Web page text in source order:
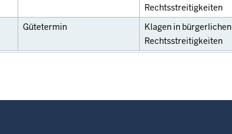
Rechtsstreitigkeiten
Gütetermin
Klagen in bürgerlichen
Rechtsstreitigkeiten